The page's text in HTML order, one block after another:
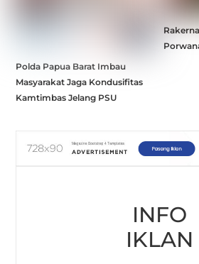
Polda Papua Barat Imbau
Masyarakat Jaga Kondusifitas
Kamtimbas Jelang PSU
INFO
IKLAN